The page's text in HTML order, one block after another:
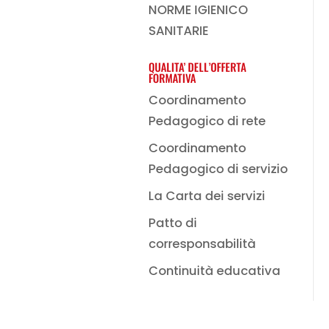
NORME IGIENICO
SANITARIE
QUALITA’ DELL’OFFERTA
FORMATIVA
Coordinamento
Pedagogico di rete
Coordinamento
Pedagogico di servizio
La Carta dei servizi
Patto di
corresponsabilità
Continuità educativa